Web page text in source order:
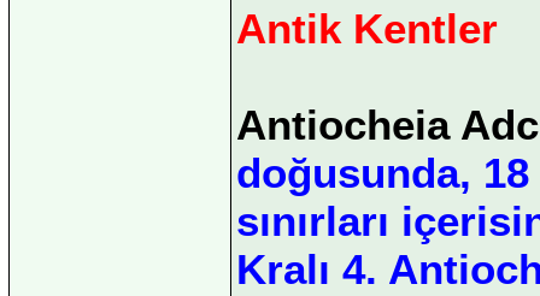
Antik Kentler
Antiocheia
doğusunda,
sınırları
Kralı 4.